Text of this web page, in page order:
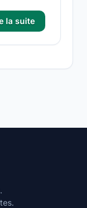
la suite